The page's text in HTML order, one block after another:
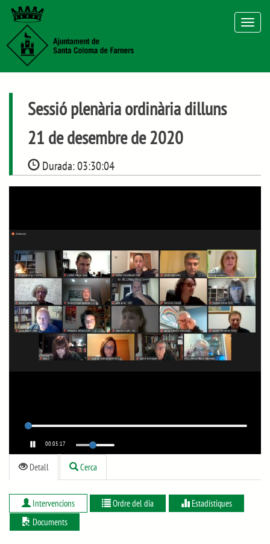
Toggle
Sessió plenària ordinària dilluns
21 de desembre de 2020
Durada:03:30:04
00:05:17
Detall Cerca
Intervencions Ordre del dia
Estadístiques
Documents